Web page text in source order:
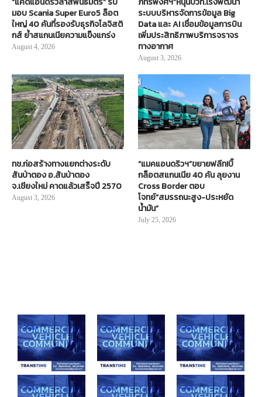
มอบ Scania Super Euro5 ล็อต
ใหญ่ 40 คันที่รองรับธุรกิจโลจิสติ
กส์ ย้ำสแกนเนียความแข็งแกร่ง
August 4, 2026
ระบบบริหารจัดการข้อมูล Big
Data และ AI เชื่อมข้อมูลการบิน
เพิ่มประสิทธิภาพบริการจราจร
ทางอากาศ
August 3, 2026
ทช.ก่อสร้างทางแยกต่างระดับ
สันป่าตอง อ.สันป่าตอง
จ.เชียงใหม่ คาดแล้วเสร็จปี 2570
August 3, 2026
“แมคแอนดริวฯ”ขยายฟลีท!บิ๊
กล็อตสแกนเนีย 40 คัน ลุยงาน
Cross Border ตอบ
โจทย์“สมรรถนะสูง-ประหยัด
น้ำมัน”
July 25, 2026